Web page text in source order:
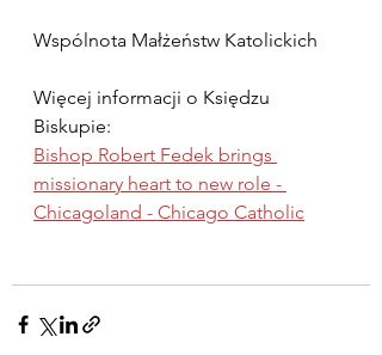
Wspólnota Małżeństw Katolickich
Więcej informacji o Księdzu
Biskupie:
Bishop Robert Fedek brings
missionary heart to new role -
Chicagoland - Chicago Catholic